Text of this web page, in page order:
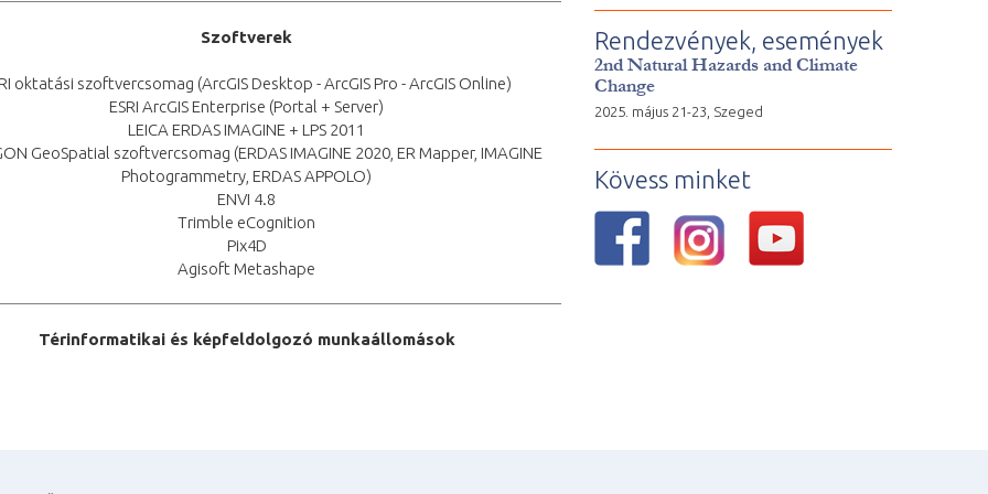
Szoftverek
oktatási szoftvercsomag (ArcGIS Desktop - ArcGIS Pro - ArcGIS Online)
ESRI ArcGIS Enterprise (Portal + Server)
LEICA ERDAS IMAGINE + LPS 2011
GeoSpatial szoftvercsomag (ERDAS IMAGINE 2020, ER Mapper, IMAGINE
Photogrammetry, ERDAS APPOLO)
ENVI 4.8
Trimble eCognition
Pix4D
Agisoft Metashape
Térinformatikai és képfeldolgozó munkaállomások
Rendezvények, események
2nd Natural Hazards and Climate
Change
2025. május 21-23, Szeged
Kövess minket